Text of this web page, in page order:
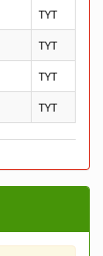
TYT
TYT
TYT
TYT